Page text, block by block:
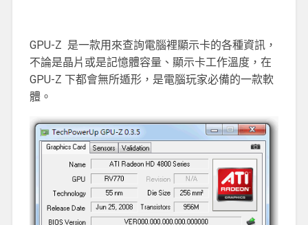
GPU-Z 是一款用來查詢電腦裡顯示卡的各種資訊，
不論是晶片或是記憶體容量、顯示卡工作溫度，在
GPU-Z 下都會無所遁形，是電腦玩家必備的一款軟
體。